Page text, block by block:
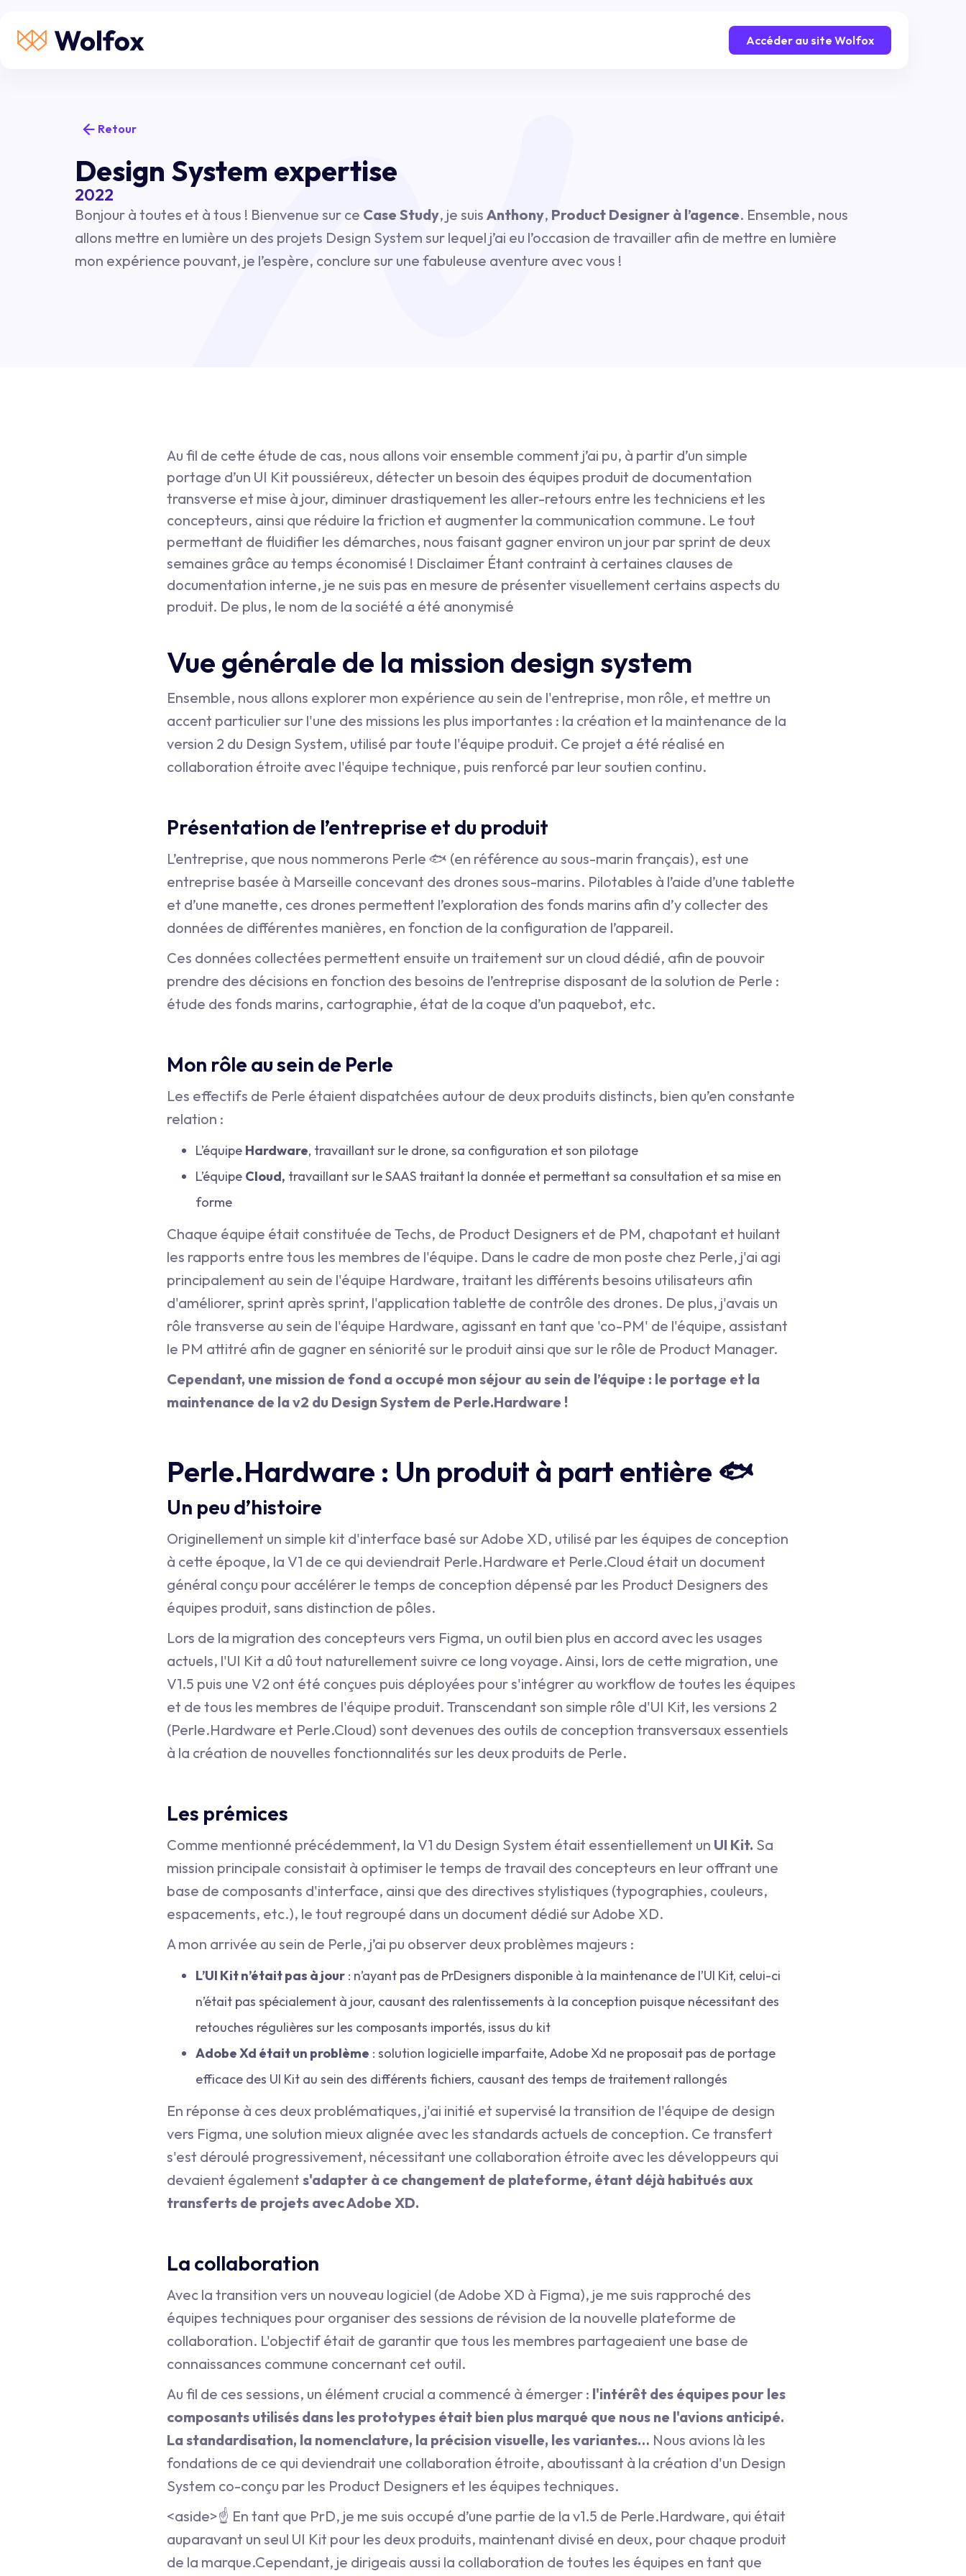
Accéder au site Wolfox
Retour
Design System expertise
2022
Bonjour à toutes et à tous ! Bienvenue sur ce Case Study, je suis Anthony, Product Designer à l’agence. Ensemble, nous
allons mettre en lumière un des projets Design System sur lequel j’ai eu l’occasion de travailler afin de mettre en lumière
mon expérience pouvant, je l’espère, conclure sur une fabuleuse aventure avec vous !
Au fil de cette étude de cas, nous allons voir ensemble comment j’ai pu, à partir d’un simple
portage d’un UI Kit poussiéreux, détecter un besoin des équipes produit de documentation
transverse et mise à jour, diminuer drastiquement les aller-retours entre les techniciens et les
concepteurs, ainsi que réduire la friction et augmenter la communication commune. Le tout
permettant de fluidifier les démarches, nous faisant gagner environ un jour par sprint de deux
semaines grâce au temps économisé ! Disclaimer Étant contraint à certaines clauses de
documentation interne, je ne suis pas en mesure de présenter visuellement certains aspects du
produit. De plus, le nom de la société a été anonymisé
Vue générale de la mission design system
Ensemble, nous allons explorer mon expérience au sein de l'entreprise, mon rôle, et mettre un
accent particulier sur l'une des missions les plus importantes : la création et la maintenance de la
version 2 du Design System, utilisé par toute l'équipe produit. Ce projet a été réalisé en
collaboration étroite avec l'équipe technique, puis renforcé par leur soutien continu.
Présentation de l’entreprise et du produit
L’entreprise, que nous nommerons Perle 🐟 (en référence au sous-marin français), est une
entreprise basée à Marseille concevant des drones sous-marins. Pilotables à l’aide d’une tablette
et d’une manette, ces drones permettent l’exploration des fonds marins afin d’y collecter des
données de différentes manières, en fonction de la configuration de l’appareil.
Ces données collectées permettent ensuite un traitement sur un cloud dédié, afin de pouvoir
prendre des décisions en fonction des besoins de l’entreprise disposant de la solution de Perle :
étude des fonds marins, cartographie, état de la coque d’un paquebot, etc.
Mon rôle au sein de Perle
Les effectifs de Perle étaient dispatchées autour de deux produits distincts, bien qu’en constante
relation :
L’équipe Hardware, travaillant sur le drone, sa configuration et son pilotage
L’équipe Cloud, travaillant sur le SAAS traitant la donnée et permettant sa consultation et sa mise en
forme
Chaque équipe était constituée de Techs, de Product Designers et de PM, chapotant et huilant
les rapports entre tous les membres de l'équipe. Dans le cadre de mon poste chez Perle, j'ai agi
principalement au sein de l'équipe Hardware, traitant les différents besoins utilisateurs afin
d'améliorer, sprint après sprint, l'application tablette de contrôle des drones. De plus, j'avais un
rôle transverse au sein de l'équipe Hardware, agissant en tant que 'co-PM' de l'équipe, assistant
le PM attitré afin de gagner en séniorité sur le produit ainsi que sur le rôle de Product Manager.
Cependant, une mission de fond a occupé mon séjour au sein de l’équipe : le portage et la
maintenance de la v2 du Design System de Perle.Hardware !
Perle.Hardware : Un produit à part entière 🐟
Un peu d’histoire
Originellement un simple kit d'interface basé sur Adobe XD, utilisé par les équipes de conception
à cette époque, la V1 de ce qui deviendrait Perle.Hardware et Perle.Cloud était un document
général conçu pour accélérer le temps de conception dépensé par les Product Designers des
équipes produit, sans distinction de pôles.
Lors de la migration des concepteurs vers Figma, un outil bien plus en accord avec les usages
actuels, l'UI Kit a dû tout naturellement suivre ce long voyage. Ainsi, lors de cette migration, une
V1.5 puis une V2 ont été conçues puis déployées pour s'intégrer au workflow de toutes les équipes
et de tous les membres de l'équipe produit. Transcendant son simple rôle d'UI Kit, les versions 2
(Perle.Hardware et Perle.Cloud) sont devenues des outils de conception transversaux essentiels
à la création de nouvelles fonctionnalités sur les deux produits de Perle.
Les prémices
Comme mentionné précédemment, la V1 du Design System était essentiellement un UI Kit. Sa
mission principale consistait à optimiser le temps de travail des concepteurs en leur offrant une
base de composants d'interface, ainsi que des directives stylistiques (typographies, couleurs,
espacements, etc.), le tout regroupé dans un document dédié sur Adobe XD.
A mon arrivée au sein de Perle, j’ai pu observer deux problèmes majeurs :
L’UI Kit n’était pas à jour : n’ayant pas de PrDesigners disponible à la maintenance de l’UI Kit, celui-ci
n’était pas spécialement à jour, causant des ralentissements à la conception puisque nécessitant des
retouches régulières sur les composants importés, issus du kit
Adobe Xd était un problème : solution logicielle imparfaite, Adobe Xd ne proposait pas de portage
efficace des UI Kit au sein des différents fichiers, causant des temps de traitement rallongés
En réponse à ces deux problématiques, j'ai initié et supervisé la transition de l'équipe de design
vers Figma, une solution mieux alignée avec les standards actuels de conception. Ce transfert
s'est déroulé progressivement, nécessitant une collaboration étroite avec les développeurs qui
devaient également s'adapter à ce changement de plateforme, étant déjà habitués aux
transferts de projets avec Adobe XD.
La collaboration
Avec la transition vers un nouveau logiciel (de Adobe XD à Figma), je me suis rapproché des
équipes techniques pour organiser des sessions de révision de la nouvelle plateforme de
collaboration. L'objectif était de garantir que tous les membres partageaient une base de
connaissances commune concernant cet outil.
Au fil de ces sessions, un élément crucial a commencé à émerger : l'intérêt des équipes pour les
composants utilisés dans les prototypes était bien plus marqué que nous ne l'avions anticipé.
La standardisation, la nomenclature, la précision visuelle, les variantes… Nous avions là les
fondations de ce qui deviendrait une collaboration étroite, aboutissant à la création d'un Design
System co-conçu par les Product Designers et les équipes techniques.
<aside>☝ En tant que PrD, je me suis occupé d’une partie de la v1.5 de Perle.Hardware, qui était
auparavant un seul UI Kit pour les deux produits, maintenant divisé en deux, pour chaque produit
de la marque.Cependant, je dirigeais aussi la collaboration de toutes les équipes en tant que